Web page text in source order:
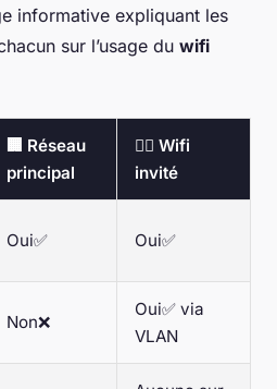
informative expliquant les
sur l’usage du wifi
🏢 Réseau
principal
🚶‍♂️ Wifi
invité
Oui✅ Oui✅
Non❌
Oui✅ via
VLAN